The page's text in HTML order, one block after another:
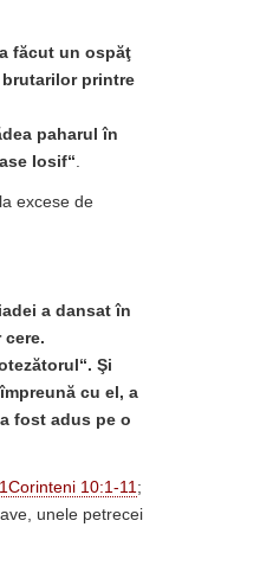
făcut un ospăţ
printre
paharul în
Iosif“
excese de
a dansat în
cere.
Şi
cu el, a
fost adus pe o
1Corinteni 10:1-11;
unele petrecei